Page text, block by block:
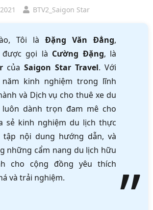
BTV2_Saigon Star
Tôi là Đặng Văn Đẳng,
gọi là Cường Đặng, là
của Saigon Star Travel. Với
kinh nghiệm trong lĩnh
và Dịch vụ cho thuê xe du
dành trọn đam mê cho
sẻ kinh nghiệm du lịch thực
tập nội dung hướng dẫn, và
những cẩm nang du lịch hữu
cho cộng đồng yêu thích
và trải nghiệm.